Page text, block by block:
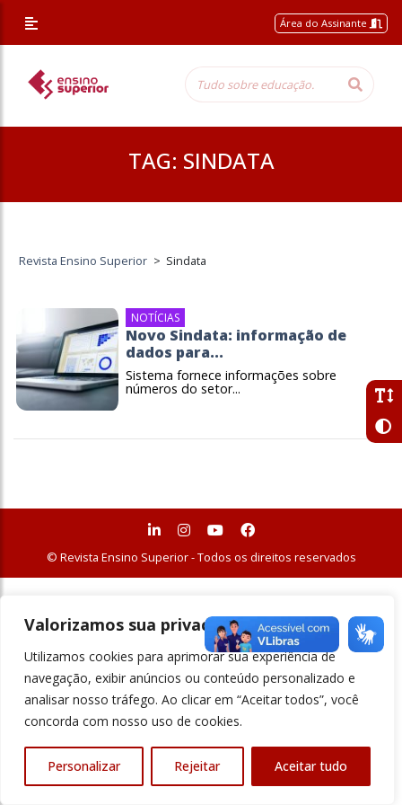
Valorizamos sua privacidade
Utilizamos cookies para aprimorar sua experiência de
navegação, exibir anúncios ou conteúdo personalizado e
analisar nosso tráfego. Ao clicar em “Aceitar todos”, você
concorda com nosso uso de cookies.
Personalizar Rejeitar Aceitar tudo
Área do Assinante
TAG: SINDATA
Revista Ensino Superior > Sindata
NOTÍCIAS
Novo Sindata: informação de
dados para...
Sistema fornece informações sobre
números do setor...
© Revista Ensino Superior - Todos os direitos reservados